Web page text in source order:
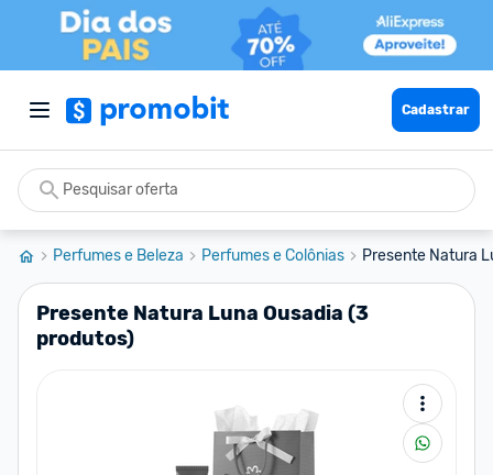
Cadastrar
Perfumes e Beleza Perfumes e Colônias Presente Natura
Presente Natura Luna Ousadia (3
produtos)